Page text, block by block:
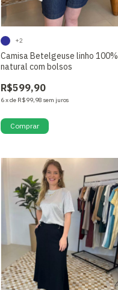
Camisa Betelgeuse linho 100%
natural com bolsos
R$599,90
6xde R$99,98 sem juros
+2
Comprar